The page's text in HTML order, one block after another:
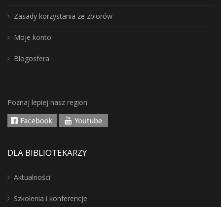
Zasady korzystania ze zbiorów
Moje konto
Blogosfera
Poznaj lepiej nasz region:
DLA BIBLIOTEKARZY
Aktualności
Szkolenia i konferencje